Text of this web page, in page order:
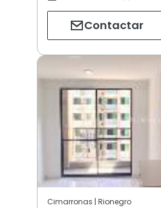
Contactar
Cimarronas | Rionegro